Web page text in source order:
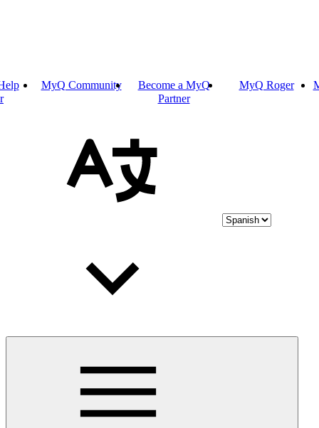
MyQ Community
Become a MyQ
Partner
MyQ Roger